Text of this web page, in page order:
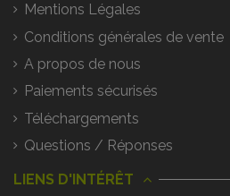
Mentions Légales
Conditions générales de vente
A propos de nous
Paiements sécurisés
Téléchargements
Questions / Réponses
LIENS D'INTÉRÊT